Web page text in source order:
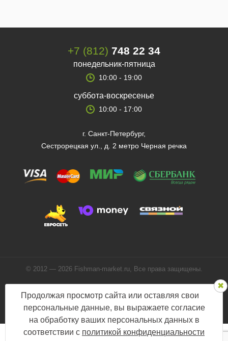
+7 (812) 748 22 34
понедельник-пятница
10:00 - 19:00
суббота-воскресенье
10:00 - 17:00
г. Санкт-Петербург,
Сестрорецкая ул., д. 2 метро Черная речка
© 2012 — 2026 Fishman-market.ru, Все права защищены.
Мы в соцсетях:
Продолжая просмотр сайта или оставляя свои
персональные данные, вы выражаете согласие
на обработку ваших персональных данных в
соответствии с политикой конфиденциальности